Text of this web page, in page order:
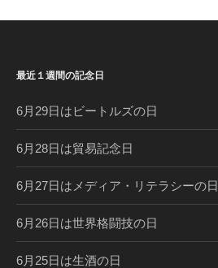
コ
ム
最近１週間の記念日
6月29日はビートルズの日
6月28日は貿易記念日
6月27日はメディア・リテラシーの日
6月26日は世界格闘技の日
6月25日は生酒の日